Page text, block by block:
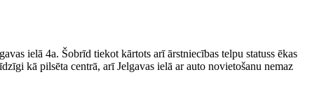
ielā 4a. Šobrīd tiekot kārtots arī ārstniecības telpu statuss ēkas
kā pilsēta centrā, arī Jelgavas ielā ar auto novietošanu nemaz